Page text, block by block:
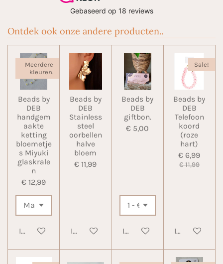
Ontdek ook onze andere producten..
Meerdere
kleuren.
Beads by
DEB
handgem
aakte
ketting
bloemetje
s Miyuki
glaskrale
n
€ 12,99
In winkelwagen
Beads by
DEB
Stainless
steel
oorbellen
halve
bloem
€ 11,99
In winkelwagen
Beads by
DEB
giftbon.
€ 5,00
In winkelwagen
Sale!
Beads by
DEB
Telefoon
koord
(roze
hart)
€ 6,99
€ 11,99
In